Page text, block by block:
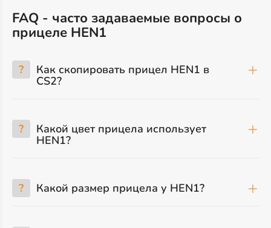
FAQ - часто задаваемые вопросы о
прицеле HEN1
? Как скопировать прицел HEN1 в
CS2?
? Какой цвет прицела использует
HEN1?
? Какой размер прицела у HEN1?